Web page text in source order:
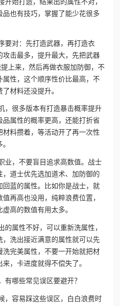
也有技巧，掌握了能少花很多
要对：先打造武器，再打造衣
击最多，提升最大，先把武器
上来，然后再做衣服加防御，不
性，这个顺序性价比最高，不
材料还没提升。
，很多版本有打造暴击概率提升
属性的概率更高，还能打折省
料攒着，等活动开了再一次性
业，不要盲目追求高数值。战士
道士优先选加道术、加防御的
蓝的属性。比如你是战士，就
再高也没用，纯粹浪费位置，
高的数值有用太多。
的属性不好，可以重新洗属性，
洗出接近满意的属性就可以先
完美属性，不要一开始就把材
，卡进度就得不偿失了。
有哪些常见误区要避开？
，容易踩这些误区，白白浪费时